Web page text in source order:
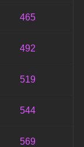
465
492
519
544
569